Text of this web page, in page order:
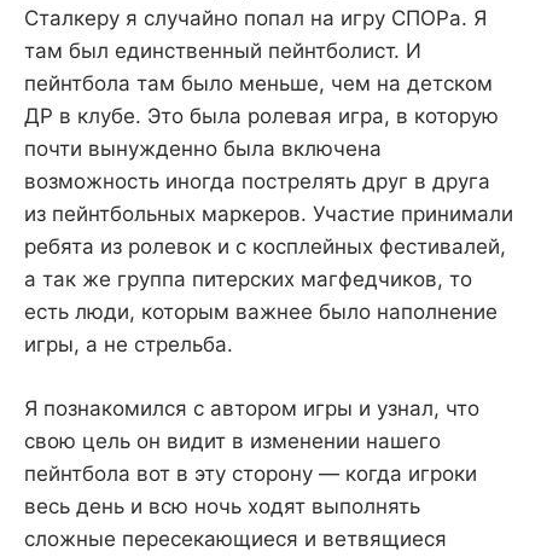
Сталкеру я случайно попал на игру СПОРа. Я
там был единственный пейнтболист. И
пейнтбола там было меньше, чем на детском
ДР в клубе. Это была ролевая игра, в которую
почти вынужденно была включена
возможность иногда пострелять друг в друга
из пейнтбольных маркеров. Участие принимали
ребята из ролевок и с косплейных фестивалей,
а так же группа питерских магфедчиков, то
есть люди, которым важнее было наполнение
игры, а не стрельба.
Я познакомился с автором игры и узнал, что
свою цель он видит в изменении нашего
пейнтбола вот в эту сторону — когда игроки
весь день и всю ночь ходят выполнять
сложные пересекающиеся и ветвящиеся